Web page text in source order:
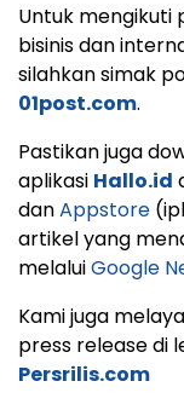
Untuk mengikuti
bisinis dan
silahkan simak
01post.com.
Pastikan juga
aplikasi Hallo.id
danAppstore
artikel yang
melaluiGoogle
Kami juga
press release di
Persrilis.com